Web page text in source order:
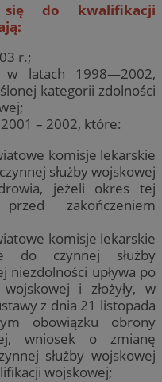
się do kwalifikacji
r.;
w latach 1998—2002,
kategorii zdolności
– 2002, które:
komisje lekar­skie
służby wojskowej
jeżeli okres tej
zakończe­niem
komisje lekar­skie
do czynnej służby
niezdolności upływa po
i złożyły, w
z dnia 21 listopada
obowiązku obrony
wniosek o zmianę
służby wojskowej
wojskowej;